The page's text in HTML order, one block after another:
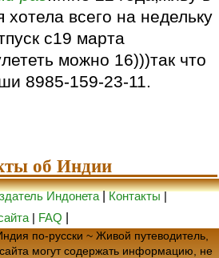
всего на недельку
с19 марта
можно 16)))так что
8985-159-23-11.
об Индии
Индонета|Контакты|
| FAQ
по-русски ~ Живой путеводитель,
могут содержать информацию, не